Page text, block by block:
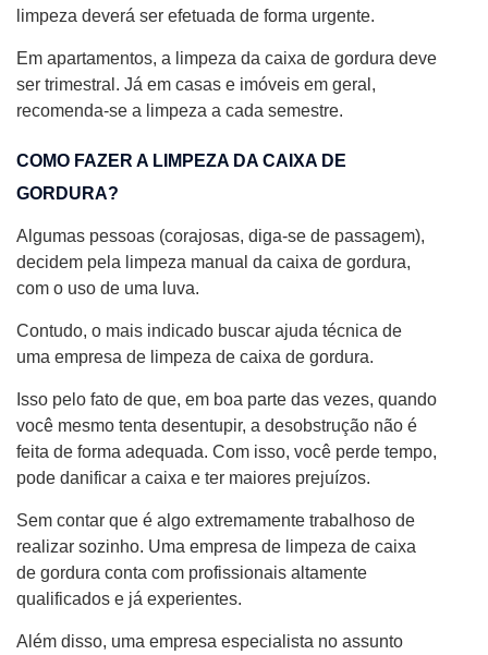
limpeza deverá ser efetuada de forma urgente.
Em apartamentos, a limpeza da caixa de gordura deve
ser trimestral. Já em casas e imóveis em geral,
recomenda-se a limpeza a cada semestre.
COMO FAZER A LIMPEZA DA CAIXA DE
GORDURA?
Algumas pessoas (corajosas, diga-se de passagem),
decidem pela limpeza manual da caixa de gordura,
com o uso de uma luva.
Contudo, o mais indicado buscar ajuda técnica de
uma empresa de limpeza de caixa de gordura.
Isso pelo fato de que, em boa parte das vezes, quando
você mesmo tenta desentupir, a desobstrução não é
feita de forma adequada. Com isso, você perde tempo,
pode danificar a caixa e ter maiores prejuízos.
Sem contar que é algo extremamente trabalhoso de
realizar sozinho. Uma empresa de limpeza de caixa
de gordura conta com profissionais altamente
qualificados e já experientes.
Além disso, uma empresa especialista no assunto